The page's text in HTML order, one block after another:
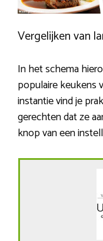
Vergelijken van
In het schema
populaire keukens
instantie vind je
gerechten dat ze
knop van een